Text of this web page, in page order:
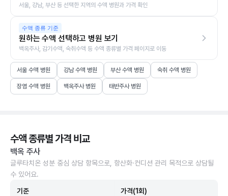
서울, 강남, 부산 등 선택한 지역의 수액 병원과 가격 확인
수액 종류 기준
원하는 수액 선택하고 병원 보기
백옥주사, 감기수액, 숙취수액 등 수액 종류별 가격 페이지로 이동
서울 수액 병원 강남 수액 병원 부산 수액 병원 숙취 수액 병원
장염 수액 병원 백옥주사 병원 태반주사 병원
수액 종류별 가격 비교
백옥 주사
글루타치온 성분 중심 상담 항목으로, 항산화·컨디션 관리 목적으로 상담될
수 있어요.
기준 가격(1회)